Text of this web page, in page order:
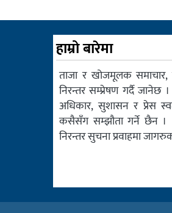
हाम्रो बारेमा
ताजा र खोजमूलक समाचार,
निरन्तर सम्प्रेषण गर्दै जानेछ ।
अधिकार, सुशासन र प्रेस
कसैसँग सम्झौता गर्ने छैन ।
निरन्तर सुचना प्रवाहमा